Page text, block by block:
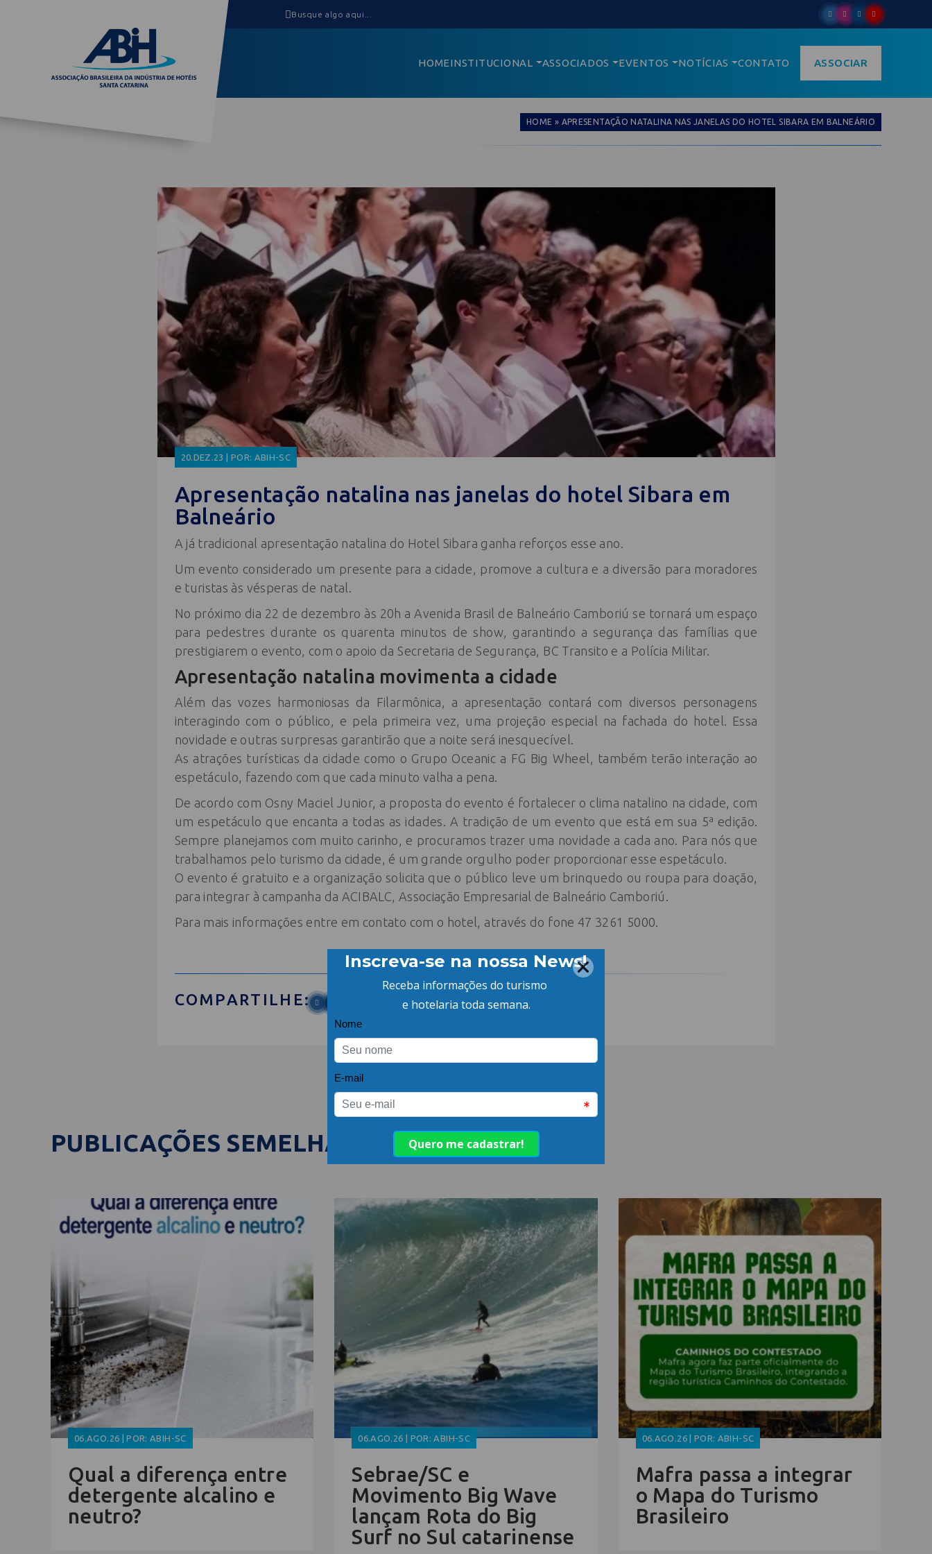
HOMEINSTITUCIONAL ASSOCIADOS EVENTOS NOTÍCIAS CONTATO ASSOCIAR
HOME » APRESENTAÇÃO NATALINA NAS JANELAS DO HOTEL SIBARA EM BALNEÁRIO
20.DEZ.23 | POR: ABIH-SC
Apresentação natalina nas janelas do hotel Sibara em
Balneário
A já tradicional apresentação natalina do Hotel Sibara ganha reforços esse ano.
Um evento considerado um presente para a cidade, promove a cultura e a diversão para moradores
e turistas às vésperas de natal.
No próximo dia 22 de dezembro às 20h a Avenida Brasil de Balneário Camboriú se tornará um espaço
para pedestres durante os quarenta minutos de show, garantindo a segurança das famílias que
prestigiarem o evento, com o apoio da Secretaria de Segurança, BC Transito e a Polícia Militar.
Apresentação natalina movimenta a cidade
Além das vozes harmoniosas da Filarmônica, a apresentação contará com diversos personagens
interagindo com o público, e pela primeira vez, uma projeção especial na fachada do hotel. Essa
novidade e outras surpresas garantirão que a noite será inesquecível.
As atrações turísticas da cidade como o Grupo Oceanic a FG Big Wheel, também terão interação ao
espetáculo, fazendo com que cada minuto valha a pena.
De acordo com Osny Maciel Junior, a proposta do evento é fortalecer o clima natalino na cidade, com
um espetáculo que encanta a todas as idades. A tradição de um evento que está em sua 5ª edição.
Sempre planejamos com muito carinho, e procuramos trazer uma novidade a cada ano. Para nós que
trabalhamos pelo turismo da cidade, é um grande orgulho poder proporcionar esse espetáculo.
O evento é gratuito e a organização solicita que o público leve um brinquedo ou roupa para doação,
para integrar à campanha da ACIBALC, Associação Empresarial de Balneário Camboriú.
Para mais informações entre em contato com o hotel, através do fone 47 3261 5000.
COMPARTILHE:
PUBLICAÇÕES SEMELHANTES
06.AGO.26 | POR: ABIH-SC
Qual a diferença entre
detergente alcalino e
neutro?
06.AGO.26 | POR: ABIH-SC
Sebrae/SC e
Movimento Big Wave
lançam Rota do Big
Surf no Sul catarinense
06.AGO.26 | POR: ABIH-SC
Mafra passa a integrar
o Mapa do Turismo
Brasileiro